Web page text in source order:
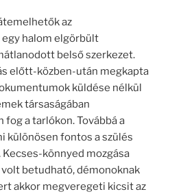
az
halom elgörbült
belső szerkezet.
előtt-közben-után megkapta
küldése nélkül
társaságában
a tarlókon. Továbbá a
különösen fontos a szülés
könnyed mozgása
betudható, démonoknak
akkor megveregeti kicsit az